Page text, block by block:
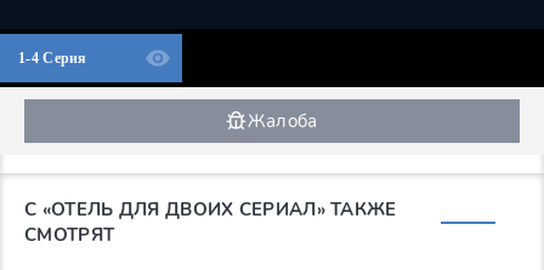
1-4 Серия
Жалоба
С «ОТЕЛЬ ДЛЯ ДВОИХ СЕРИАЛ» ТАКЖЕ
СМОТРЯТ